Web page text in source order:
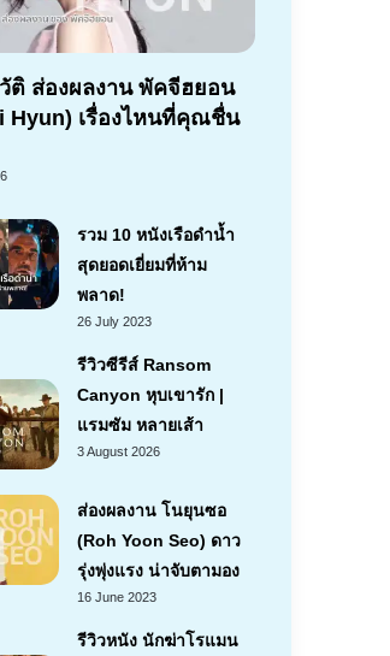
ติ ส่องผลงาน พัคจีฮยอน
Hyun) เรื่องไหนที่คุณชื่น
รวม 10 หนังเรือดำน้ำ
สุดยอดเยี่ยมที่ห้าม
พลาด!
26 July 2023
รีวิวซีรีส์ Ransom
Canyon หุบเขารัก |
แรมซัม หลายเส้า
3 August 2026
ส่องผลงาน โนยุนซอ
(Roh Yoon Seo) ดาว
รุ่งพุ่งแรง น่าจับตามอง
16 June 2023
รีวิวหนัง นักฆ่าโรแมน